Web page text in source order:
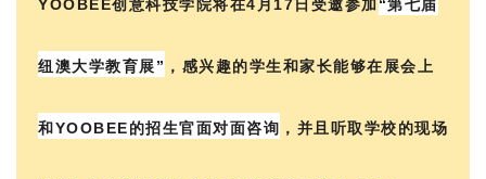
YOOBEE创意科技学院将在4月17日 受邀参加 “第七届
纽澳大学教育展” ， 感兴趣的学生和家长能够在展会上
和YOOBEE的招生官面对面咨询 ，并且听取学校的现场